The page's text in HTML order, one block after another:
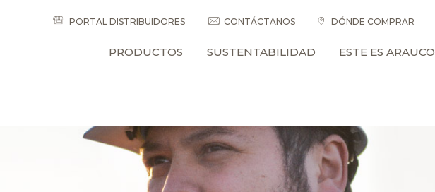
PORTAL DISTRIBUIDORES CONTÁCTANOS DÓNDE COMPRAR
PRODUCTOS SUSTENTABILIDAD ESTE ES ARAUCO